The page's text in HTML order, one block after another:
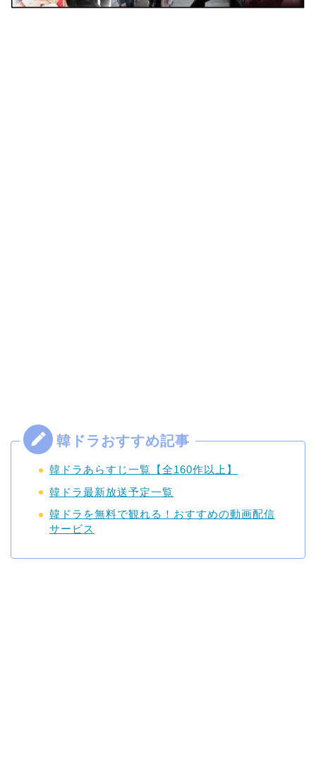
韓ドラあらすじ一覧【全160作以上】
韓ドラ最新放送予定一覧
韓ドラを無料で観れる！おすすめの動画配信
サービス